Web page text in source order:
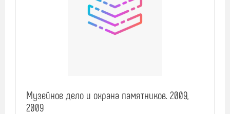
Музейное дело и охрана памятников. 2009,
2009